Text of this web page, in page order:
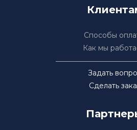
Способы
Как мы
Задать
Сделать